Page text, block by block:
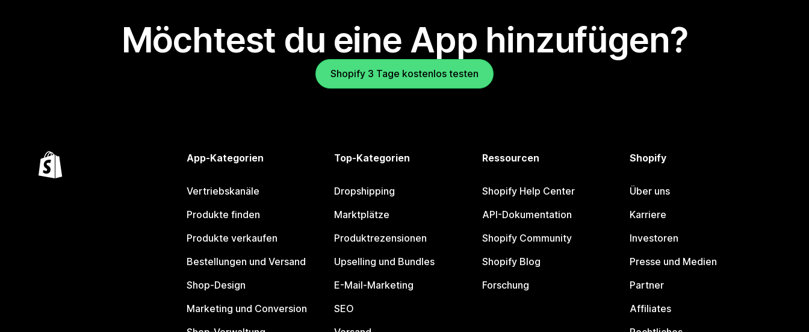
Möchtest du eine App hinzufügen?
Shopify 3 Tage kostenlos testen
App-Kategorien
Vertriebskanäle
Produkte finden
Produkte verkaufen
Bestellungen und Versand
Shop-Design
Marketing und Conversion
Top-Kategorien
Dropshipping
Marktplätze
Produktrezensionen
Upselling und Bundles
E-Mail-Marketing
SEO
Ressourcen
Shopify Help Center
API-Dokumentation
Shopify Community
Shopify Blog
Forschung
Shopify
Über uns
Karriere
Investoren
Presse und Medien
Partner
Affiliates